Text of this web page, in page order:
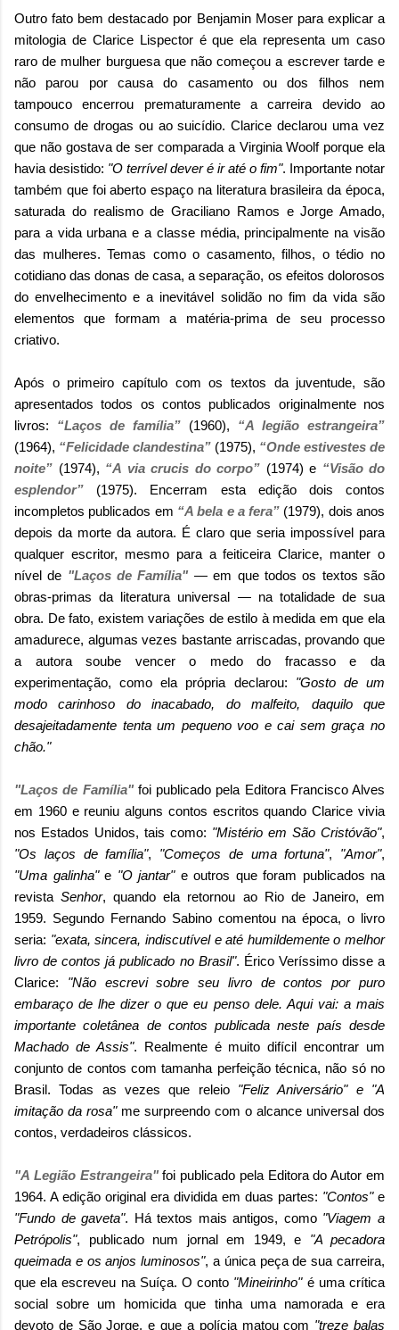
Outro fato bem destacado por Benjamin Moser para explicar a
mitologia de Clarice Lispector é que ela representa um caso
raro de mulher burguesa que não começou a escrever tarde e
não parou por causa do casamento ou dos filhos nem
tampouco encerrou prematuramente a carreira devido ao
consumo de drogas ou ao suicídio. Clarice declarou uma vez
que não gostava de ser comparada a Virginia Woolf porque ela
havia desistido: "O terrível dever é ir até o fim". Importante notar
também que foi aberto espaço na literatura brasileira da época,
saturada do realismo de Graciliano Ramos e Jorge Amado,
para a vida urbana e a classe média, principalmente na visão
das mulheres. Temas como o casamento, filhos, o tédio no
cotidiano das donas de casa, a separação, os efeitos dolorosos
do envelhecimento e a inevitável solidão no fim da vida são
elementos que formam a matéria-prima de seu processo
criativo.
Após o primeiro capítulo com os textos da juventude, são
apresentados todos os contos publicados originalmente nos
livros: “Laços de família” (1960), “A legião estrangeira”
(1964), “Felicidade clandestina” (1975), “Onde estivestes de
noite” (1974), “A via crucis do corpo” (1974) e “Visão do
esplendor” (1975). Encerram esta edição dois contos
incompletos publicados em “A bela e a fera” (1979), dois anos
depois da morte da autora. É claro que seria impossível para
qualquer escritor, mesmo para a feiticeira Clarice, manter o
nível de "Laços de Família" — em que todos os textos são
obras-primas da literatura universal — na totalidade de sua
obra. De fato, existem variações de estilo à medida em que ela
amadurece, algumas vezes bastante arriscadas, provando que
a autora soube vencer o medo do fracasso e da
experimentação, como ela própria declarou: "Gosto de um
modo carinhoso do inacabado, do malfeito, daquilo que
desajeitadamente tenta um pequeno voo e cai sem graça no
chão."
"Laços de Família"foi publicado pela Editora Francisco Alves
em 1960 e reuniu alguns contos escritos quando Clarice vivia
nos Estados Unidos, tais como: "Mistério em São Cristóvão",
"Os laços de família", "Começos de uma fortuna", "Amor",
"Uma galinha"e "O jantar"e outros que foram publicados na
revistaSenhor, quando ela retornou ao Rio de Janeiro, em
1959. Segundo Fernando Sabino comentou na época, o livro
seria: "exata, sincera, indiscutível e até humildemente o melhor
livro de contos já publicado no Brasil". Érico Veríssimo disse a
Clarice: "Não escrevi sobre seu livro de contos por puro
embaraço de lhe dizer o que eu penso dele. Aqui vai: a mais
importante coletânea de contos publicada neste país desde
Machado de Assis". Realmente é muito difícil encontrar um
conjunto de contos com tamanha perfeição técnica, não só no
Brasil. Todas as vezes que releio "Feliz Aniversário" e "A
imitação da rosa" me surpreendo com o alcance universal dos
contos, verdadeiros clássicos.
"A Legião Estrangeira"foi publicado pela Editora do Autor em
1964. A edição original era dividida em duas partes: "Contos"e
"Fundo de gaveta". Há textos mais antigos, como "Viagem a
Petrópolis", publicado num jornal em 1949, e "A pecadora
queimada e os anjos luminosos", a única peça de sua carreira,
que ela escreveu na Suíça. O conto "Mineirinho"é uma crítica
social sobre um homicida que tinha uma namorada e era
devoto de São Jorge, e que a polícia matou com "treze balas